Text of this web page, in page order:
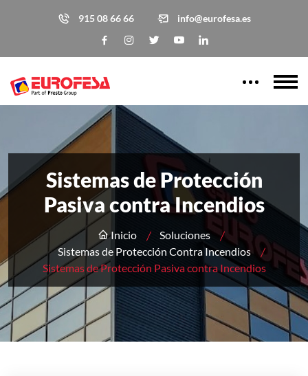
915 08 66 66 info@eurofesa.es
Sistemas de Protección
Pasiva contra Incendios
Inicio
Soluciones
Sistemas de Protección Contra Incendios
Sistemas de Protección Pasiva contra Incendios